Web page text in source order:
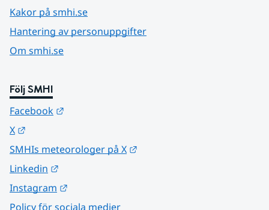
Kakor på smhi.se
Hantering av personuppgifter
Om smhi.se
Följ SMHI
Facebook
X
SMHIs meteorologer på X
Linkedin
Instagram
Policy för sociala medier